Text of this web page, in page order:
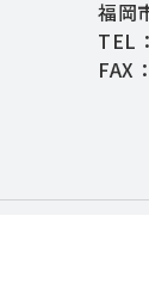
福岡
TEL
FAX